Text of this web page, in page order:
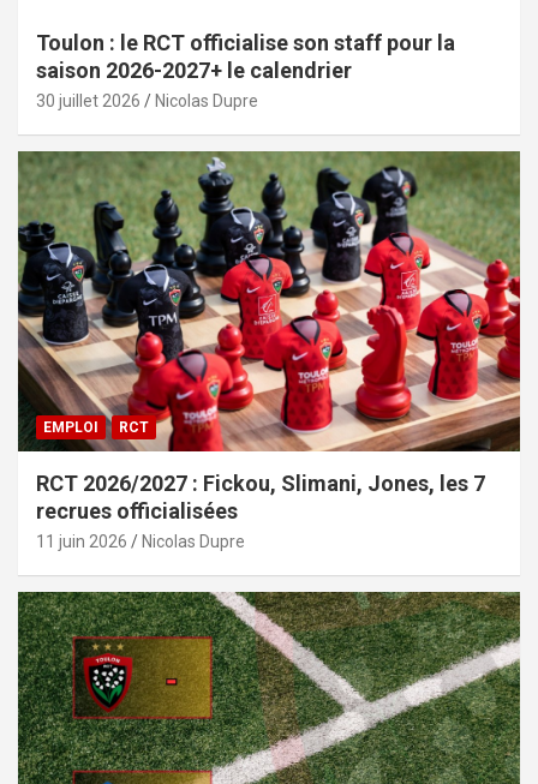
Toulon : le RCT officialise son staff pour la
saison 2026-2027+ le calendrier
30 juillet 2026 Nicolas Dupre
EMPLOI RCT
RCT 2026/2027 : Fickou, Slimani, Jones, les 7
recrues officialisées
11 juin 2026 Nicolas Dupre